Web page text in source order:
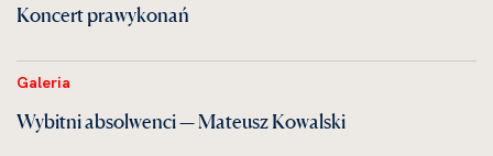
Koncert prawykonań
Galeria
Wybitni absolwenci — Mateusz Kowalski